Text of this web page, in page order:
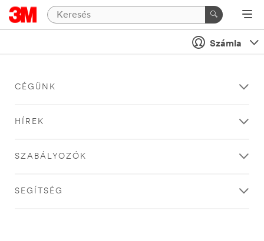
Számla
CÉGÜNK
HÍREK
SZABÁLYOZÓK
SEGÍTSÉG